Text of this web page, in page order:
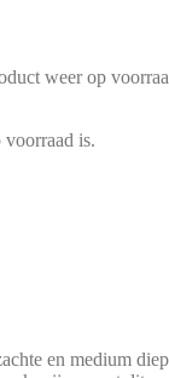
weer op
is.
en medium